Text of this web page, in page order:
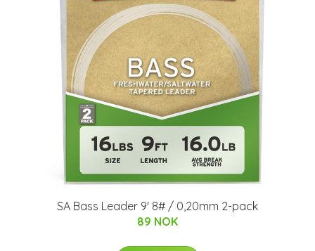
SA Bass Leader 9' 8# / 0,20mm 2-pack
89 NOK